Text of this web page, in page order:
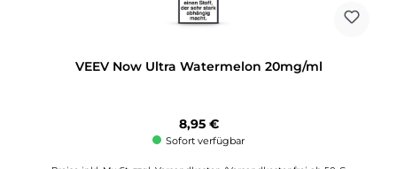
VEEV Now Ultra Watermelon 20mg/ml
Regulärer Preis:
8,95 €
Sofort verfügbar